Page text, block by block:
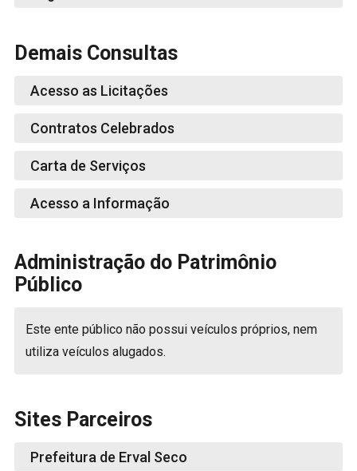
Demais Consultas
Acesso as Licitações
Contratos Celebrados
Carta de Serviços
Acesso a Informação
Administração do Patrimônio
Público
Este ente público não possui veículos próprios, nem
utiliza veículos alugados.
Sites Parceiros
Prefeitura de Erval Seco